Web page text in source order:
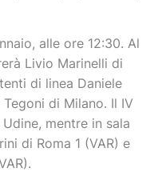
alle ore 12:30. Al
Livio Marinelli di
di linea Daniele
di Milano. Il IV
mentre in sala
di Roma 1 (VAR) e